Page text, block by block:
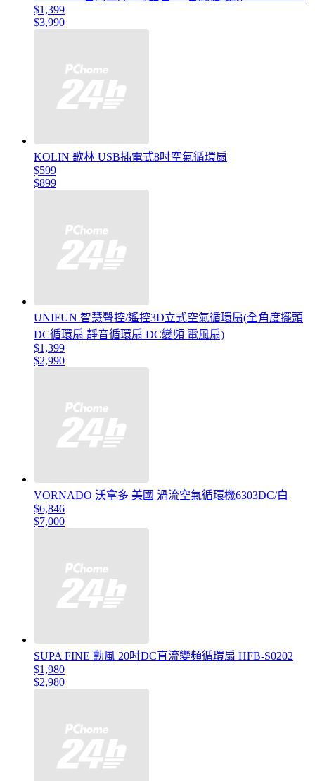
$1,399
$3,990
KOLIN 歌林 USB插電式8吋空氣循環扇
$599
$899
UNIFUN 智慧聲控/遙控3D立式空氣循環扇(全角度擺頭
DC循環扇 靜音循環扇 DC變頻 電風扇)
$1,399
$2,990
VORNADO 沃拿多 美國 渦流空氣循環機6303DC/白
$6,846
$7,000
SUPA FINE 勳風 20吋DC直流變頻循環扇 HFB-S0202
$1,980
$2,980